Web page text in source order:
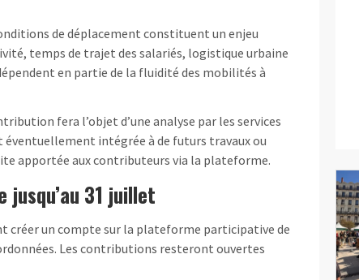
de déplacement constituent un enjeu
temps de trajet des salariés, logistique urbaine
en partie de la fluidité des mobilités à
fera l’objet d’une analyse par les services
intégrée à de futurs travaux ou
apportée aux contributeurs via la plateforme.
31 juillet
créer un compte sur la plateforme participative de
Les contributions resteront ouvertes